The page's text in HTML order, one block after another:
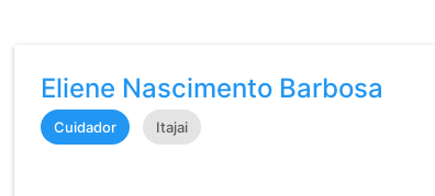
Eliene Nascimento Barbosa
Cuidador Itajai